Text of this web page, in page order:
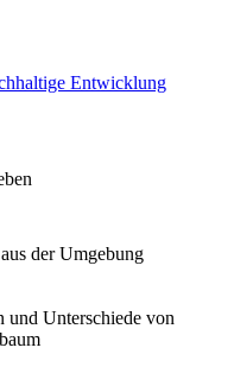
Entwicklung
der Umgebung
und Unterschiede von